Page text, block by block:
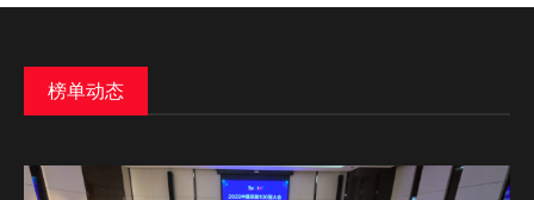
榜单动态